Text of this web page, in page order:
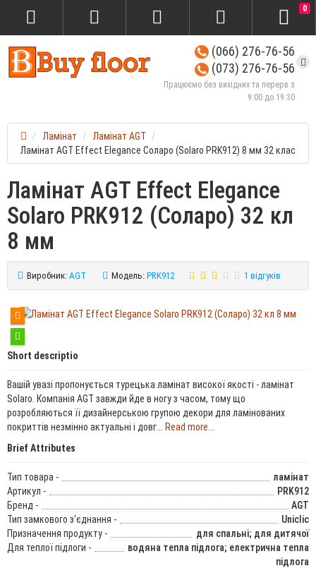
(066) 276-76-56
(073) 276-76-56
Працюємо без вихідних та перерв з
9:00 до 19:30
0
Ламінат
Ламінат AGT
Ламінат AGT Effect Elegance Соларо (Solaro PRK912) 8 мм 32 клас
Ламінат AGT Effect Elegance
Solaro PRK912 (Соларо) 32 кл
8 мм
Виробник: AGT Модель: PRK912 1 відгуків
Short descriptio
Вашій увазі пропонується турецька ламінат високої якості - ламінат
Solaro. Компанія AGT завжди йде в ногу з часом, тому що
розробляються її дизайнерською групою декори для ламінованих
покриттів незмінно актуальні і довг... Read more...
Brief Attributes
Тип товара -
ламінат
Артикул -
PRK912
Бренд -
AGT
Тип замкового з'єднання -
Uniclic
Призначення продукту -
для спальні; для дитячої
Для теплої підлоги -
водяна тепла підлога; електрична тепла
підлога